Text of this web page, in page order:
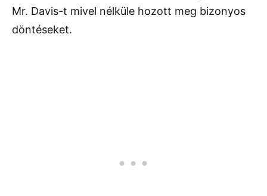
Mr. Davis-t mivel nélküle hozott meg bizonyos
döntéseket.